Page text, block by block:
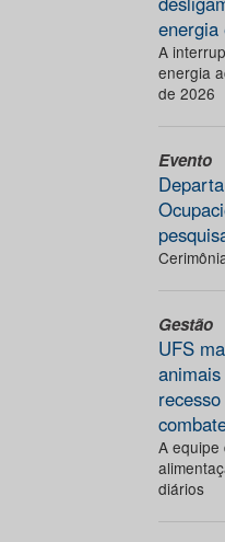
energia
A
energia
de 2026
Evento
Gestão
UFS
A equipe
diários